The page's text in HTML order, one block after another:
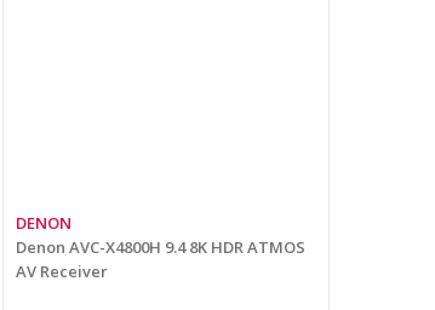
DENON
Denon AVC-X4800H 9.4 8K HDR ATMOS
AV Receiver